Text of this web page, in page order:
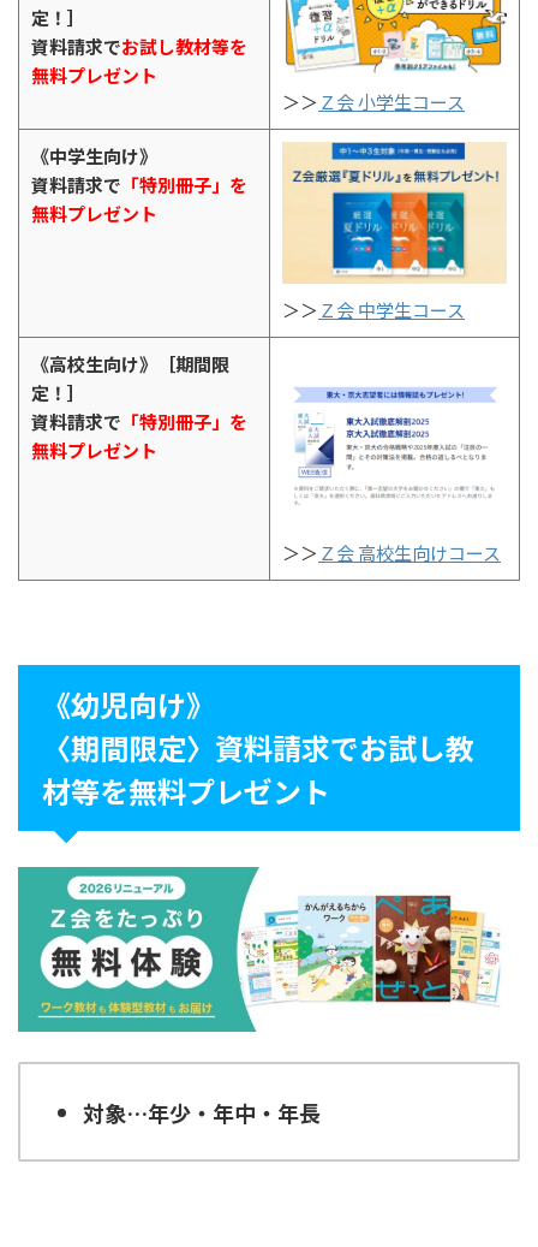
定！］
資料請求でお試し教材等を
無料プレゼント
＞＞Ｚ会 小学生コース
《中学生向け》
資料請求で 「特別冊子」を
無料プレゼント
＞＞Ｚ会 中学生コース
《高校生向け》［期間限
定！］
資料請求で 「特別冊子」を
無料プレゼント
＞＞Ｚ会 高校生向けコース
《幼児向け》
〈期間限定〉資料請求でお試し教
材等を無料プレゼント
対象…年少・年中・年長